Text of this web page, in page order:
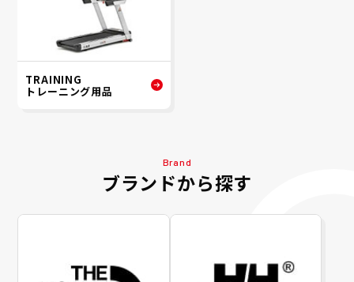
TRAINING
トレーニング用品
Brand
ブランドから探す